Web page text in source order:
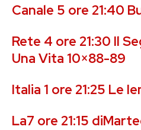
Canale 5 ore 21:40
Rete 4 ore 21:30 Il
Una Vita 10×88-89
Italia 1 ore 21:25 Le
La7 ore 21:15